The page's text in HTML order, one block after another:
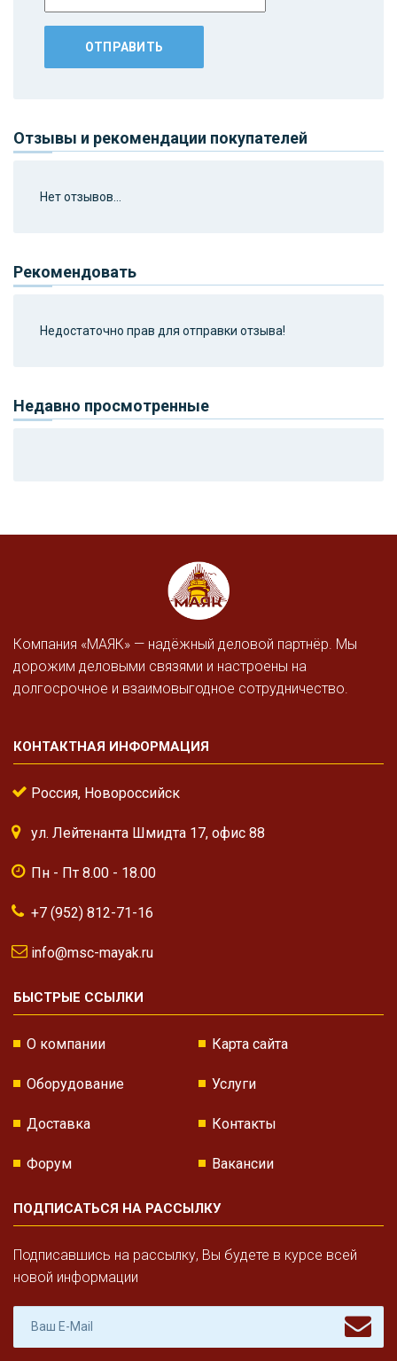
Отзывы и рекомендации покупателей
Нет отзывов...
Рекомендовать
Недостаточно прав для отправки отзыва!
Недавно просмотренные
Компания «МАЯК» — надёжный деловой партнёр. Мы
дорожим деловыми связями и настроены на
долгосрочное и взаимовыгодное сотрудничество.
КОНТАКТНАЯ ИНФОРМАЦИЯ
Россия, Новороссийск
ул. Лейтенанта Шмидта 17, офис 88
Пн - Пт 8.00 - 18.00
+7 (952) 812-71-16
info@msc-mayak.ru
БЫСТРЫЕ ССЫЛКИ
О компании Карта сайта
Оборудование Услуги
Доставка Контакты
Форум Вакансии
ПОДПИСАТЬСЯ НА РАССЫЛКУ
Подписавшись на рассылку, Вы будете в курсе всей
новой информации